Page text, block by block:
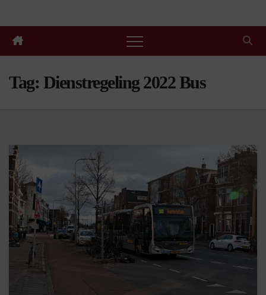
Tag: Dienstregeling 2022 Bus